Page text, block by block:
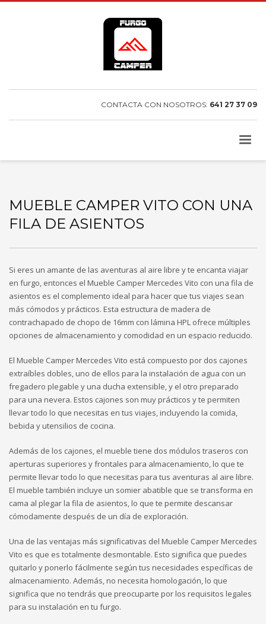
CONTACTA CON NOSOTROS: 641 27 37 09
MUEBLE CAMPER VITO CON UNA
FILA DE ASIENTOS
Si eres un amante de las aventuras al aire libre y te encanta viajar
en furgo, entonces el Mueble Camper Mercedes Vito con una fila de
asientos es el complemento ideal para hacer que tus viajes sean
más cómodos y prácticos. Esta estructura de madera de
contrachapado de chopo de 16mm con lámina HPL ofrece múltiples
opciones de almacenamiento y comodidad en un espacio reducido.
El Mueble Camper Mercedes Vito está compuesto por dos cajones
extraíbles dobles, uno de ellos para la instalación de agua con un
fregadero plegable y una ducha extensible, y el otro preparado
para una nevera. Estos cajones son muy prácticos y te permiten
llevar todo lo que necesitas en tus viajes, incluyendo la comida,
bebida y utensilios de cocina.
Además de los cajones, el mueble tiene dos módulos traseros con
aperturas superiores y frontales para almacenamiento, lo que te
permite llevar todo lo que necesitas para tus aventuras al aire libre.
El mueble también incluye un somier abatible que se transforma en
cama al plegar la fila de asientos, lo que te permite descansar
cómodamente después de un día de exploración.
Una de las ventajas más significativas del Mueble Camper Mercedes
Vito es que es totalmente desmontable. Esto significa que puedes
quitarlo y ponerlo fácilmente según tus necesidades específicas de
almacenamiento. Además, no necesita homologación, lo que
significa que no tendrás que preocuparte por los requisitos legales
para su instalación en tu furgo.